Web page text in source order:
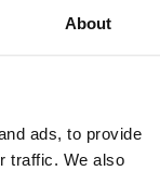
About
ads, to provide
traffic. We also